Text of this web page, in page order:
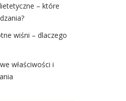
– które
wiśni – dlaczego
właściwości i